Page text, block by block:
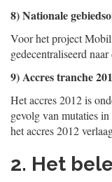
8) Nationale
Voor het project
gedecentraliseerd
9) Accres tranche
Het accres 2012 is
gevolg van mutaties
het accres 2012
2. Het